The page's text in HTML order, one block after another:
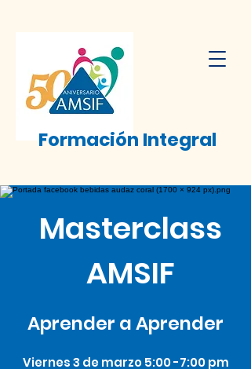
Formación Integral
Masterclass
AMSIF
Aprender a Aprender
Viernes 3 de marzo 5:00 -7:00 pm